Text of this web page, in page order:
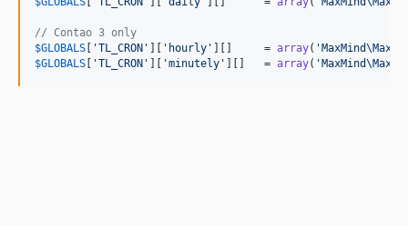
// Contao 3 only
$GLOBALS 'TL_CRON ' ' hourly ' ][]     = array( '
$GLOBALS 'TL_CRON ' 'minutely ' ][]   = array( '